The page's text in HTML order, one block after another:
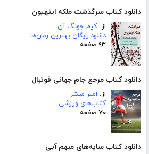
دانلود کتاب سرگذشت ملکه اینهیون
از: کیم جونگ آن
دانلود رایگان بهترین رمان‌ها
۹۳ صفحه
دانلود کتاب مرجع جام جهانی فوتبال
از: امیر مبشر
کتاب‌های ورزشی
۷۰ صفحه
دانلود کتاب سایه‌های مبهم آبی